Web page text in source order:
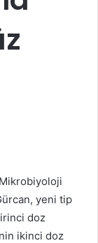
yeni tip
doz
ikinci doz